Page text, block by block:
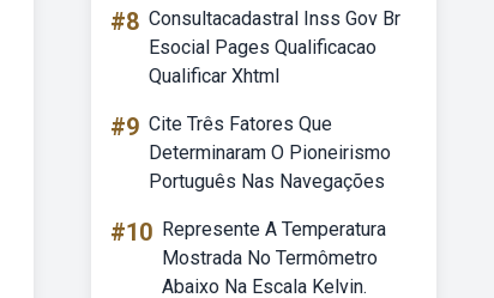
#8 Consultacadastral Inss Gov Br
Esocial Pages Qualificacao
Qualificar Xhtml
#9 Cite Três Fatores Que
Determinaram O Pioneirismo
Português Nas Navegações
#10 Represente A Temperatura
Mostrada No Termômetro
Abaixo Na Escala Kelvin.